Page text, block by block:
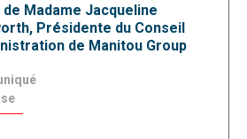
Madame Jacqueline
Présidente du Conseil
de Manitou Group